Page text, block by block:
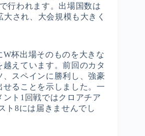
行われます。出場国数は
大され、大会規模も大きく
W杯出場そのものを大きな
えています。前回のカタ
、スペインに勝利し、強豪
せることを示しました。一
ト1回戦ではクロアチア
ト8には届きませんでし